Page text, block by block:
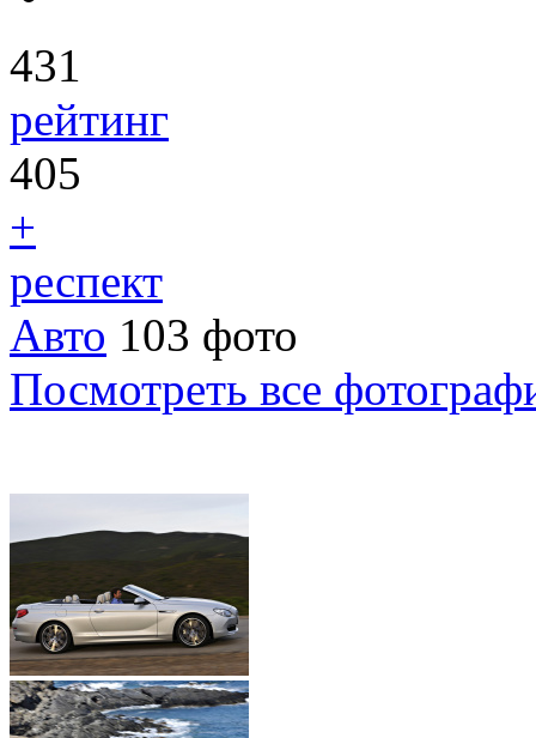
431
рейтинг
405
+
респект
Авто 103 фото
Посмотреть все